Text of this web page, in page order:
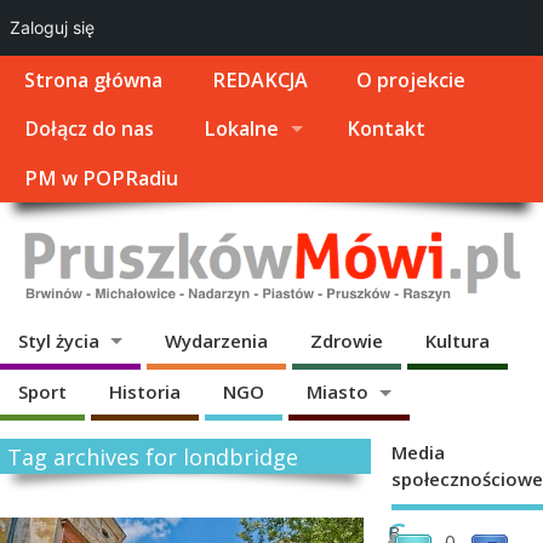
Strona główna REDAKCJA
O projekcie
Dołącz do nas
Lokalne
Kontakt
PM w POPRadiu
Styl życia Wydarzenia Zdrowie Kultura
Sport Historia NGO Miasto
Tag archives for londbridge
C
B
Media
społecznościowe
Zaloguj się